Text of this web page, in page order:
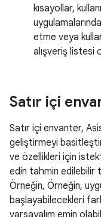
kısayollar,
etme veya
alışveriş listesi
Satır içi
Satır içi envanter,
geliştirmeyi
ve özellikleri için
edin tahmin edilebilir
Örneğin, Örneğin,
başlayabilecekleri
varsayalım emin